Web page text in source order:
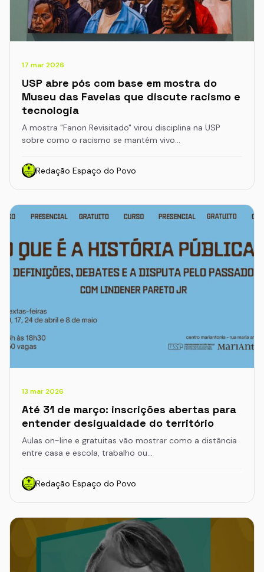
17 mar 2026
USP abre pós com base em mostra do
Museu das Favelas que discute racismo e
tecnologia
A mostra "Fanon Revisitado" virou disciplina na USP
sobre como o racismo se mantém vivo…
Redação Espaço do Povo
13 mar 2026
Até 31 de março: inscrições abertas para
entender desigualdade do território
Aulas on-line e gratuitas vão mostrar como a distância
entre casa e escola, trabalho ou…
Redação Espaço do Povo